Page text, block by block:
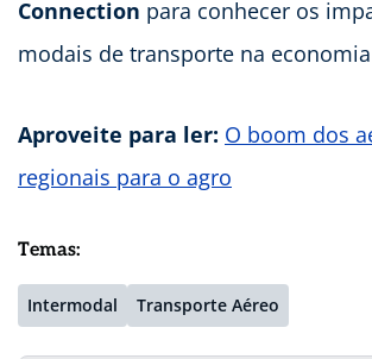
Connection para conhecer os
modais de transporte na
Aproveite para ler: O boom dos
regionais para o agro
Temas:
Intermodal Transporte Aéreo